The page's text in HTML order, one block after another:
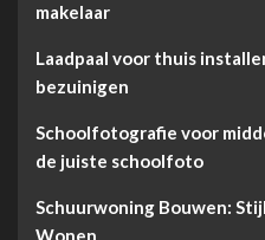
makelaar
Laadpaal voor thuis
bezuinigen
Schoolfotografie voor
de juiste schoolfoto
Schuurwoning Bouwen:
Wonen